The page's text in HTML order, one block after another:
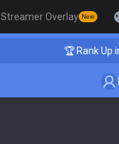
Streamer Overlay New
🏆 Rank Up in